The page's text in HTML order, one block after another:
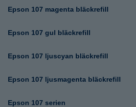
Epson 107 magenta bläckrefill
Epson 107 gul bläckrefill
Epson 107 ljuscyan bläckrefill
Epson 107 ljusmagenta bläckrefill
Epson 107 serien